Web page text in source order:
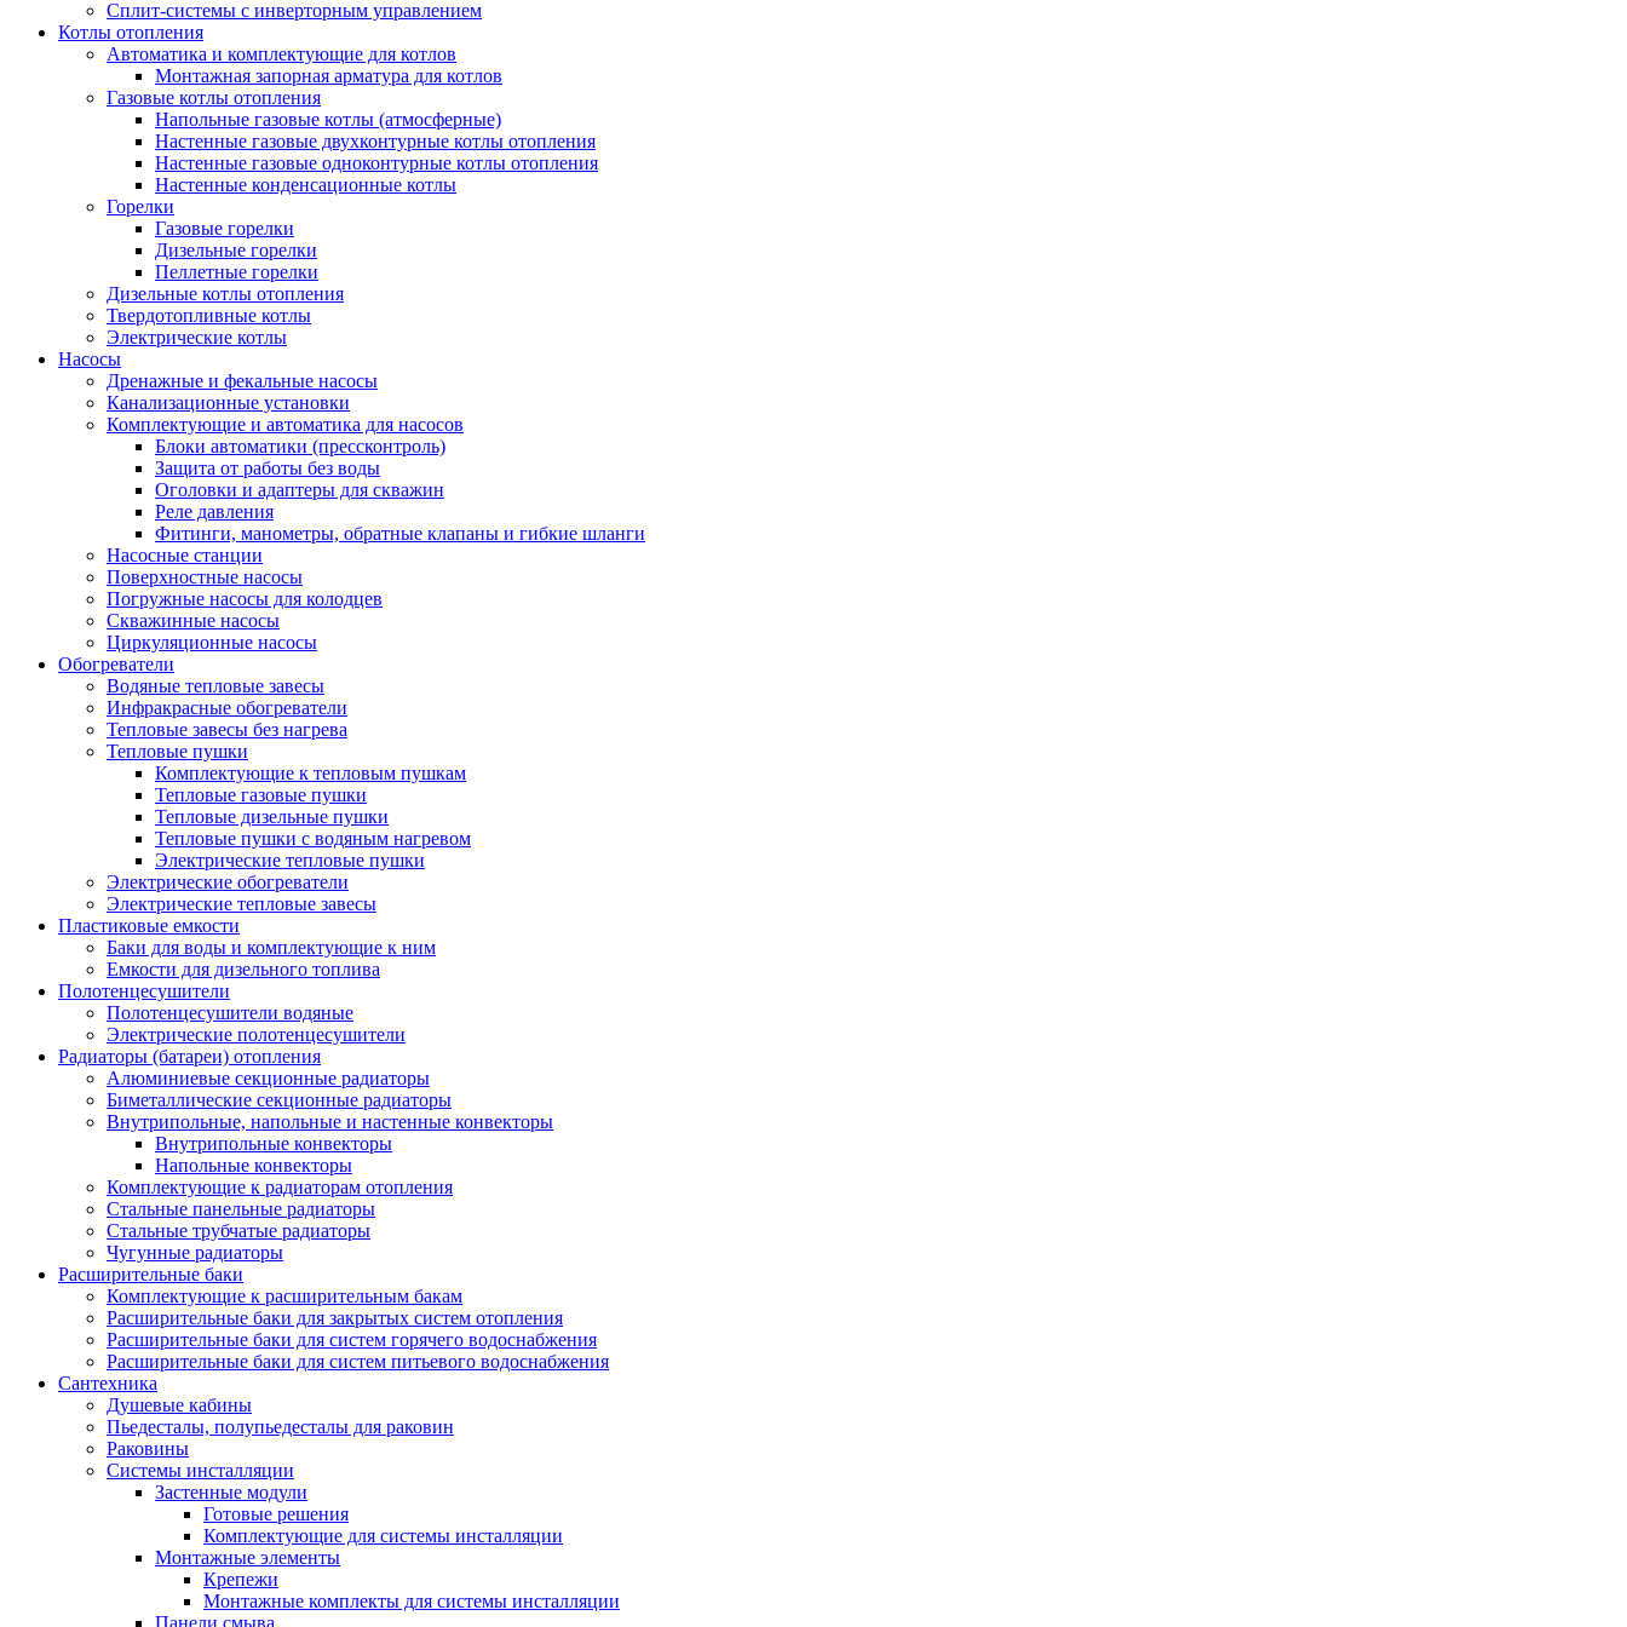
Сплит-системы с инверторным управлением
Котлы отопления
Автоматика и комплектующие для котлов
Монтажная запорная арматура для котлов
Газовые котлы отопления
Напольные газовые котлы (атмосферные)
Настенные газовые двухконтурные котлы отопления
Настенные газовые одноконтурные котлы отопления
Настенные конденсационные котлы
Горелки
Газовые горелки
Дизельные горелки
Пеллетные горелки
Дизельные котлы отопления
Твердотопливные котлы
Электрические котлы
Насосы
Дренажные и фекальные насосы
Канализационные установки
Комплектующие и автоматика для насосов
Блоки автоматики (прессконтроль)
Защита от работы без воды
Оголовки и адаптеры для скважин
Реле давления
Фитинги, манометры, обратные клапаны и гибкие шланги
Насосные станции
Поверхностные насосы
Погружные насосы для колодцев
Скважинные насосы
Циркуляционные насосы
Обогреватели
Водяные тепловые завесы
Инфракрасные обогреватели
Тепловые завесы без нагрева
Тепловые пушки
Комплектующие к тепловым пушкам
Тепловые газовые пушки
Тепловые дизельные пушки
Тепловые пушки с водяным нагревом
Электрические тепловые пушки
Электрические обогреватели
Электрические тепловые завесы
Пластиковые емкости
Баки для воды и комплектующие к ним
Емкости для дизельного топлива
Полотенцесушители
Полотенцесушители водяные
Электрические полотенцесушители
Радиаторы (батареи) отопления
Алюминиевые секционные радиаторы
Биметаллические секционные радиаторы
Внутрипольные, напольные и настенные конвекторы
Внутрипольные конвекторы
Напольные конвекторы
Комплектующие к радиаторам отопления
Стальные панельные радиаторы
Стальные трубчатые радиаторы
Чугунные радиаторы
Расширительные баки
Комплектующие к расширительным бакам
Расширительные баки для закрытых систем отопления
Расширительные баки для систем горячего водоснабжения
Расширительные баки для систем питьевого водоснабжения
Сантехника
Душевые кабины
Пьедесталы, полупьедесталы для раковин
Раковины
Системы инсталляции
Застенные модули
Готовые решения
Комплектующие для системы инсталляции
Монтажные элементы
Крепежи
Монтажные комплекты для системы инсталляции
Панели смыва